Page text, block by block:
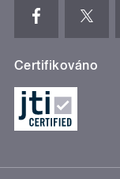
Certifikováno